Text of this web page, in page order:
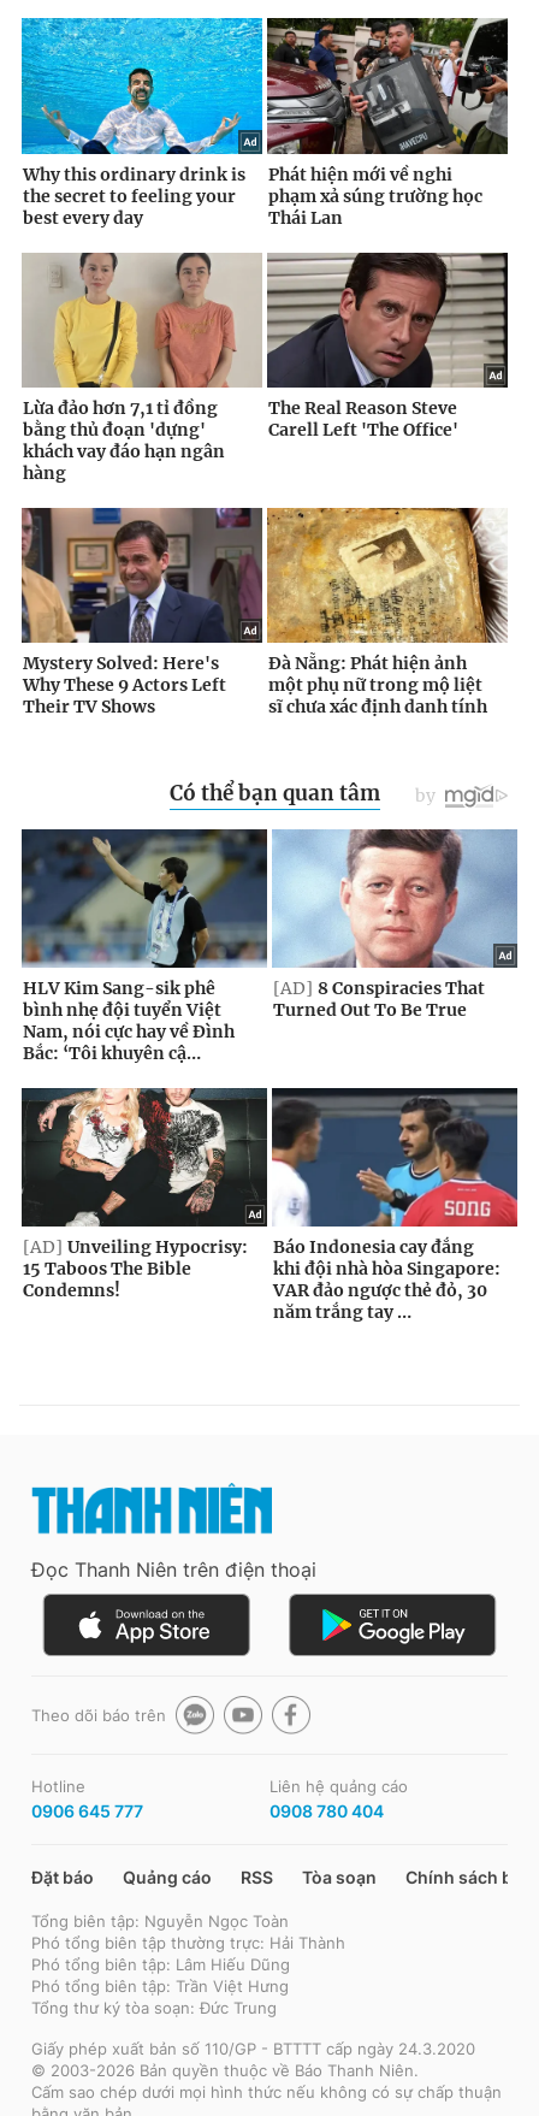
Đọc Thanh Niên trên điện thoại
Theo dõi báo trên
Hotline
0906 645 777
Liên hệ quảng cáo
0908 780 404
Đặt báo Quảng cáo RSS Tòa soạn Chính sách bảo
Tổng biên tập: Nguyễn Ngọc Toàn
Phó tổng biên tập thường trực: Hải Thành
Phó tổng biên tập: Lâm Hiếu Dũng
Phó tổng biên tập: Trần Việt Hưng
Tổng thư ký tòa soạn: Đức Trung
Giấy phép xuất bản số 110/GP - BTTTT cấp ngày 24.3.2020
© 2003-2026 Bản quyền thuộc về Báo Thanh Niên.
Cấm sao chép dưới mọi hình thức nếu không có sự chấp thuận